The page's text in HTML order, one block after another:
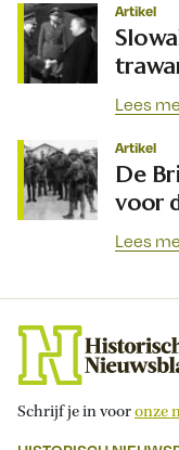
Artikel
Lees
Artikel
De
voor
Lees
Schrijf je in vooronze